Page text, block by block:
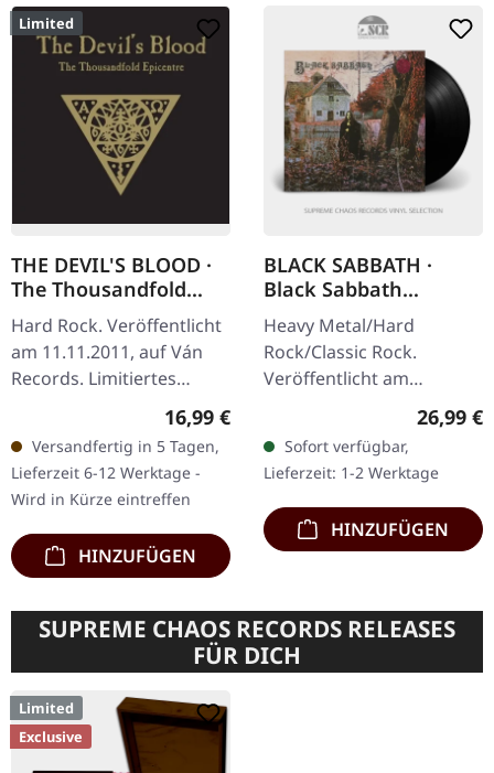
Limited
THE DEVIL'S BLOOD ·
The Thousandfold
Epicentre | ARTBOOK
CD
Hard Rock. Veröffentlicht
am 11.11.2011, auf Ván
Records. Limitiertes
Hardcover-Artbook im
Format 22x22cm mit
Heißprägedruck, 36-
seitigem Booklet mit…
Regulärer Preis:
16,99 €
Versandfertig in 5 Tagen,
Lieferzeit 6-12 Werktage -
Wird in Kürze eintreffen
HINZUFÜGEN
BLACK SABBATH ·
Black Sabbath
(Remastered) | BLACK
LP
Heavy Metal/Hard
Rock/Classic Rock.
Veröffentlicht am
20.04.2015, auf Sanctuary
Records. Schwarzes Vinyl,
2009 remasterte Version.
Das…
26,99 €
Sofort verfügbar,
Lieferzeit: 1-2 Werktage
HINZUFÜGEN
SUPREME CHAOS RECORDS RELEASES
FÜR DICH
Limited
Exclusive